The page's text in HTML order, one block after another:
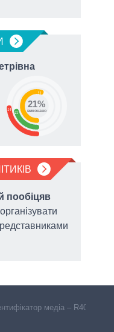
24
21
55
21%
виконано
пообіцяв
медіа – R40-